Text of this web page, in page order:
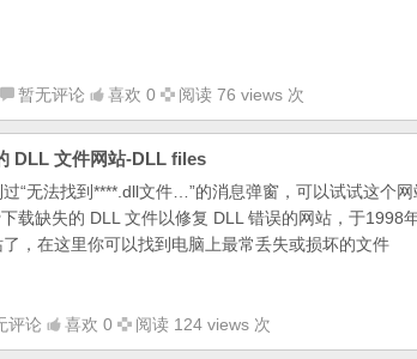
暂无评论 喜欢 0 阅读 76 views 次
DLL 文件网站-DLL files
“无法找到****.dll文件…”的消息弹窗，可以试试这个
载缺失的 DLL 文件以修复 DLL 错误的网站，于1998
，在这里你可以找到电脑上最常丢失或损坏的文件
评论 喜欢 0 阅读 124 views 次